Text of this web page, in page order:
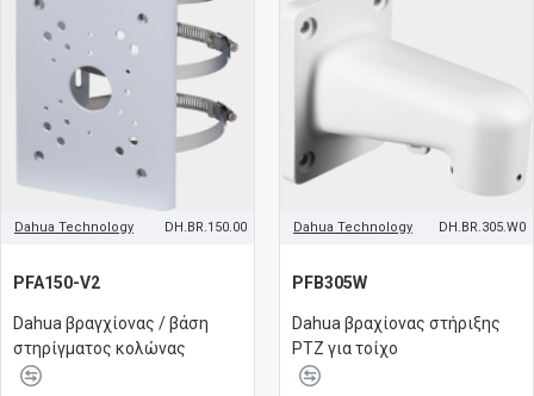
Dahua Technology DH.BR.150.00
PFA150-V2
Dahua βραγχίονας / βάση
στηρίγματος κολώνας
Dahua Technology DH.BR.305.W0
PFB305W
Dahua βραχίονας στήριξης
PTZ για τοίχο